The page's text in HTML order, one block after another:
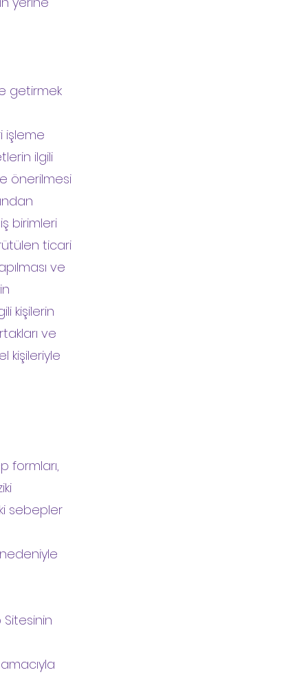
getirmek
işleme
ilgili
önerilmesi
birimleri
ticari
ve
kişilerin
ve
kişileriyle
formları,
sebepler